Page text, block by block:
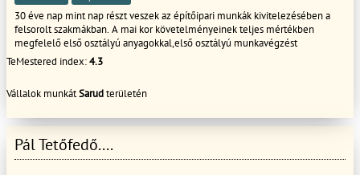
30 éve nap mint nap részt veszek az építőipari munkák kivitelezésében a
felsorolt szakmákban. A mai kor követelményeinek teljes mértékben
megfelelő első osztályú anyagokkal,első osztályú munkavégzést
TeMestered index:4.3
Vállalok munkátSarudterületén
Pál Tetőfedő....